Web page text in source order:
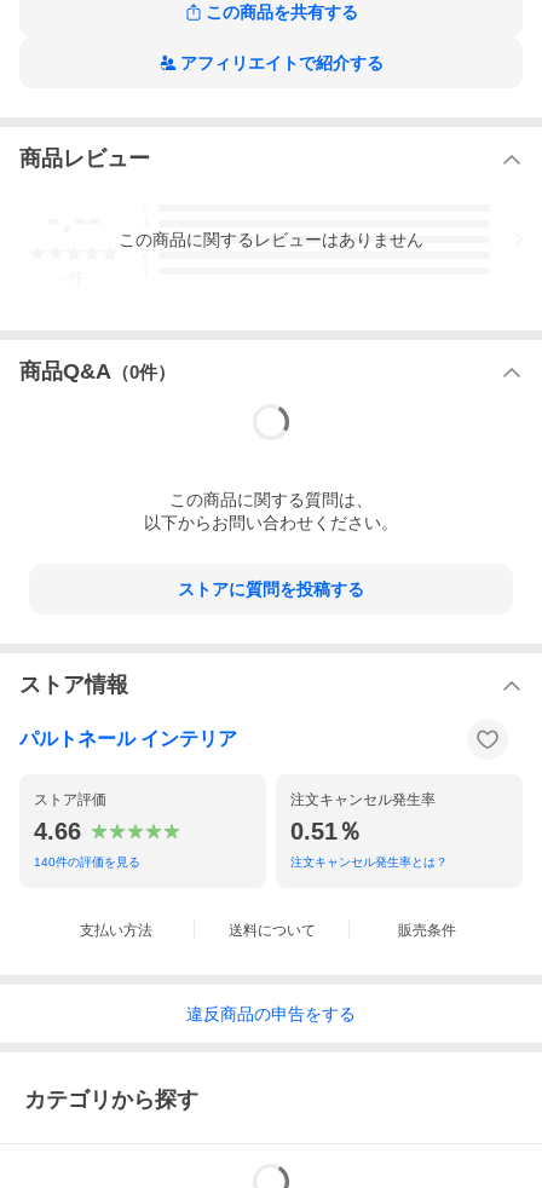
この商品を共有する
アフィリエイトで紹介する
商品レビュー
3
この商品に関するレビューはありません
商品Q&A （0件）
この商品に関する質問は、
以下からお問い合わせください。
ストアに質問を投稿する
ストア情報
パルトネール インテリア
ストア評価
4.66
140件の評価を見る
注文キャンセル発生率
0.51％
注文キャンセル発生率とは？
支払い方法 送料について 販売条件
違反商品の申告をする
カテゴリから探す